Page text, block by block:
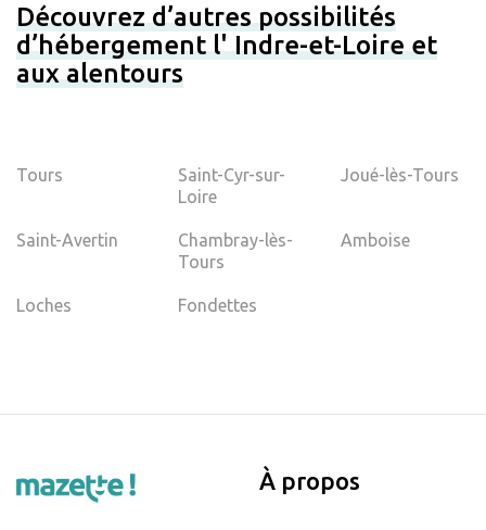
Découvrez d’autres possibilités
d’hébergement l' Indre-et-Loire et
aux alentours
Tours
Saint-Cyr-sur-
Loire
Joué-lès-Tours
Saint-Avertin
Chambray-lès-
Tours
Amboise
Loches Fondettes
À propos